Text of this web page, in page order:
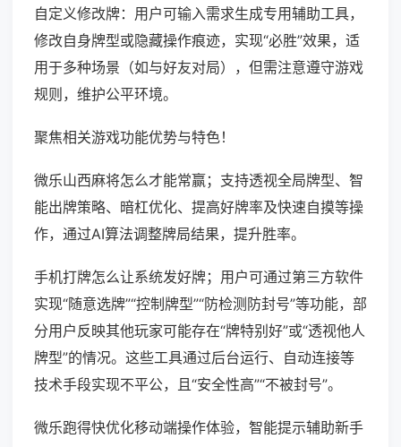
自定义修改牌：用户可输入需求生成专用辅助工具，
修改自身牌型或隐藏操作痕迹，实现“必胜”效果，适
用于多种场景（如与好友对局），但需注意遵守游戏
规则，维护公平环境。
聚焦相关游戏功能优势与特色！
微乐山西麻将怎么才能常赢；支持透视全局牌型、智
能出牌策略、暗杠优化、提高好牌率及快速自摸等操
作，通过AI算法调整牌局结果，提升胜率。
手机打牌怎么让系统发好牌；用户可通过第三方软件
实现“随意选牌”“控制牌型”“防检测防封号”等功能，部
分用户反映其他玩家可能存在“牌特别好”或“透视他人
牌型”的情况。这些工具通过后台运行、自动连接等
技术手段实现不平公，且“安全性高”“不被封号”。
微乐跑得快优化移动端操作体验，智能提示辅助新手